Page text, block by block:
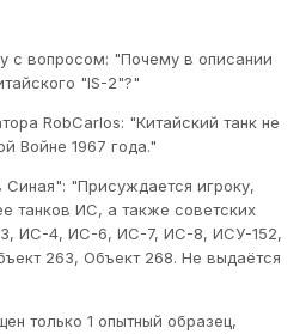
с вопросом: "Почему в описании
"IS-2"?"
RobCarlos: "Китайский танк не
Войне 1967 года."
"Присуждается игроку,
танков ИС, а также советских
ИС-4, ИС-6, ИС-7, ИС-8, ИСУ-152,
263, Объект 268. Не выдаётся
только 1 опытный образец,